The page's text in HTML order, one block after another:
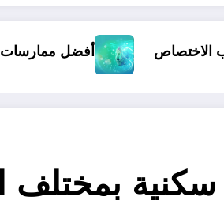
أفضل ممارسات التدريب الافتراضي